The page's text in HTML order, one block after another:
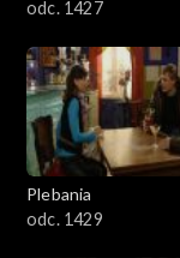
odc. 1427
Plebania
odc. 1429